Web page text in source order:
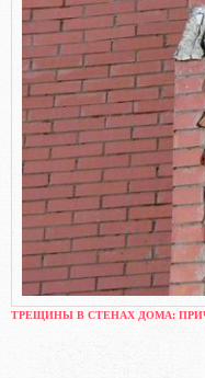
ТРЕЩИНЫ В СТЕНАХ ДОМА: